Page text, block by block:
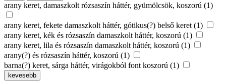
arany keret, damaszkolt rózsaszín háttér, gyümölcsök, koszorú (1)
arany keret, fekete damaszkolt háttér, gótikus(?) belső keret (1)
arany keret, kék és rózsaszín damaszkolt háttér, koszorú (1)
arany keret, lila és rózsaszín damaszkolt háttér, koszorú (1)
arany(?) és rózsaszín háttér, koszorú (1)
barna(?) keret, sárga háttér, virágokból font koszorú (1)
kevesebb